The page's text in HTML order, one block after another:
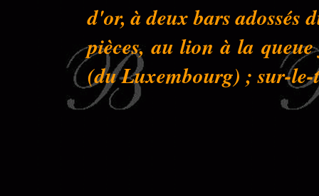
d'or, à deux bars adossés
pièces, au lion à la
(du Luxembourg) ; sur-le-